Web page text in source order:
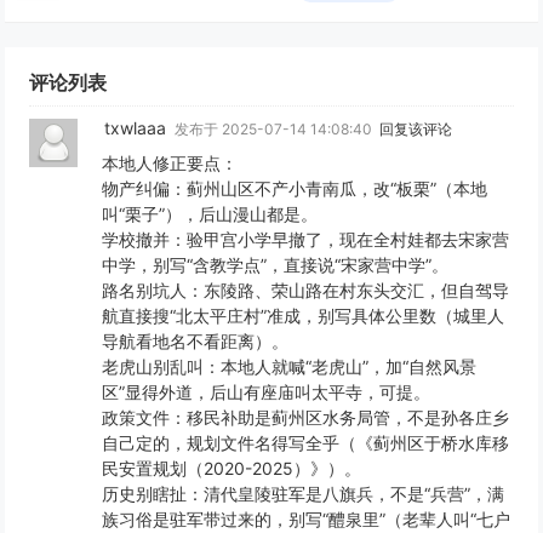
评论列表
txwlaaa 发布于 2025-07-14 14:08:40 回复该评论
本地人修正要点​​：
​​物产纠偏​​：蓟州山区不产小青南瓜，改“板栗”（本地
叫“栗子”），后山漫山都是。
​​学校撤并​​：验甲宫小学早撤了，现在全村娃都去宋家营
中学，别写“含教学点”，直接说“宋家营中学”。
​​路名别坑人​​：东陵路、荣山路在村东头交汇，但自驾导
航直接搜“北太平庄村”准成，别写具体公里数（城里人
导航看地名不看距离）。
​​老虎山别乱叫​​：本地人就喊“老虎山”，加“自然风景
区”显得外道，后山有座庙叫太平寺，可提。
​​政策文件​​：移民补助是蓟州区水务局管，不是孙各庄乡
自己定的，规划文件名得写全乎（《蓟州区于桥水库移
民安置规划（2020-2025）》）。
​​历史别瞎扯​​：清代皇陵驻军是八旗兵，不是“兵营”，满
族习俗是驻军带过来的，别写“醴泉里”（老辈人叫“七户